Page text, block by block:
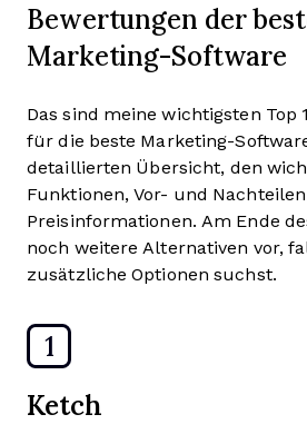
Bewertungen der
Marketing-Software
Das sind meine wichtigsten Top
für die beste Marketing-
detaillierten Übersicht, den
Funktionen, Vor- und
Preisinformationen. Am Ende
noch weitere Alternativen vor,
zusätzliche Optionen suchst.
1
Ketch